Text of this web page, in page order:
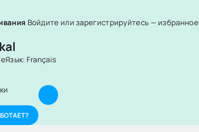
Войдите или зарегистрируйтесь —
Язык: Français